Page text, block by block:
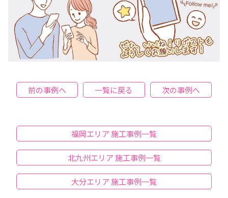
前の事例へ 一覧に戻る 次の事例へ
福岡エリア 施工事例一覧
北九州エリア 施工事例一覧
大分エリア 施工事例一覧